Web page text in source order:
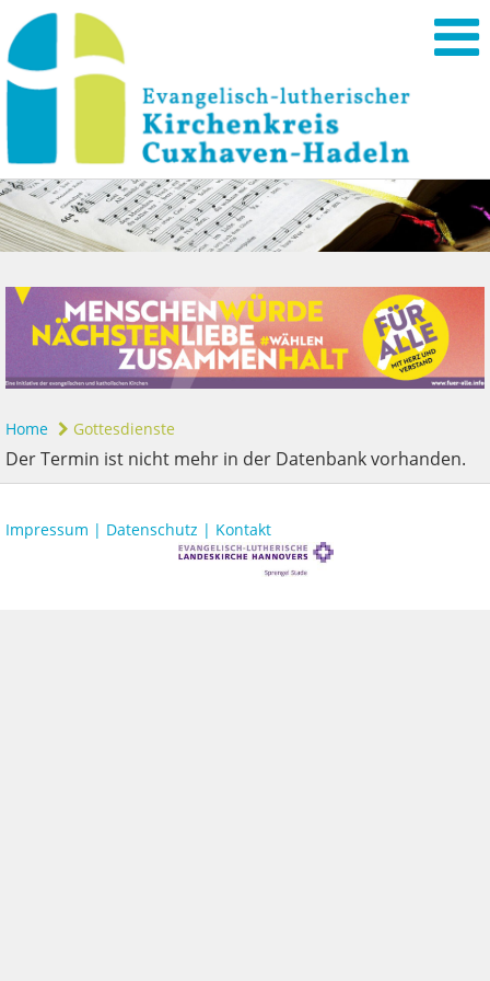
Home Gottesdienste
Der Termin ist nicht mehr in der Datenbank vorhanden.
Impressum | Datenschutz | Kontakt